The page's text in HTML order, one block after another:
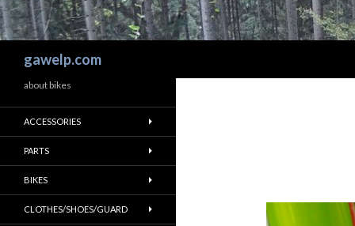
gawelp.com
about bikes
ACCESSORIES
PARTS
BIKES
CLOTHES/SHOES/GUARD